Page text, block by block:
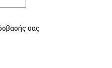
σας